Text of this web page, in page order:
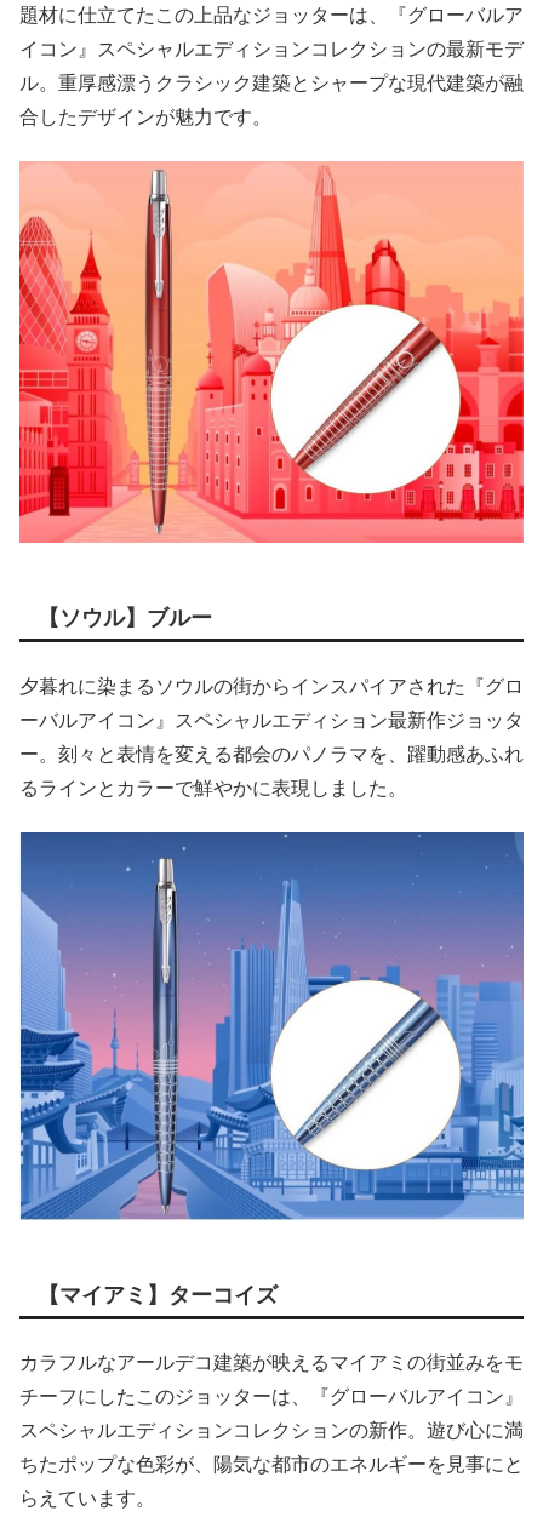
題材に仕立てたこの上品なジョッターは、『グローバルア
イコン』スペシャルエディションコレクションの最新モデ
ル。重厚感漂うクラシック建築とシャープな現代建築が融
合したデザインが魅力です。
【ソウル】ブルー
夕暮れに染まるソウルの街からインスパイアされた『グロ
ーバルアイコン』スペシャルエディション最新作ジョッタ
ー。刻々と表情を変える都会のパノラマを、躍動感あふれ
るラインとカラーで鮮やかに表現しました。
【マイアミ】ターコイズ
カラフルなアールデコ建築が映えるマイアミの街並みをモ
チーフにしたこのジョッターは、『グローバルアイコン』
スペシャルエディションコレクションの新作。遊び心に満
ちたポップな色彩が、陽気な都市のエネルギーを見事にと
らえています。